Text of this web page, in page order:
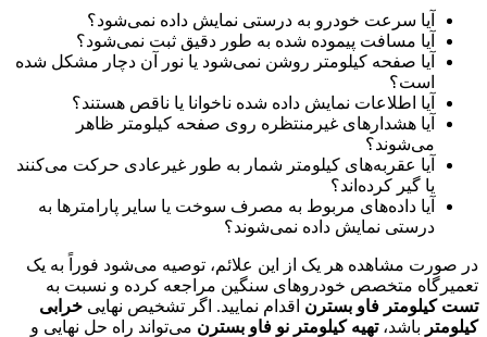
آیا سرعت خودرو به درستی نمایش داده نمی‌شود؟
آیا مسافت پیموده شده به طور دقیق ثبت نمی‌شود؟
آیا صفحه کیلومتر روشن نمی‌شود یا نور آن دچار مشکل شده
است؟
آیا اطلاعات نمایش داده شده ناخوانا یا ناقص هستند؟
آیا هشدارهای غیرمنتظره روی صفحه کیلومتر ظاهر
می‌شوند؟
آیا عقربه‌های کیلومتر شمار به طور غیرعادی حرکت می‌کنند
یا گیر کرده‌اند؟
آیا داده‌های مربوط به مصرف سوخت یا سایر پارامترها به
درستی نمایش داده نمی‌شوند؟
در صورت مشاهده هر یک از این علائم، توصیه می‌شود فوراً به یک
تعمیرگاه متخصص خودروهای سنگین مراجعه کرده و نسبت به
تست کیلومتر فاو بسترن اقدام نمایید. اگر تشخیص نهایی خرابی
کیلومتر باشد،تهیه کیلومتر نو فاو بسترن می‌تواند راه حل نهایی و